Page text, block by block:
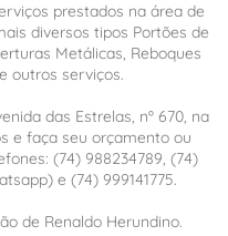
prestados na área de
diversos tipos Portões de
Metálicas, Reboques
outros serviços.
das Estrelas, nº 670, na
e faça seu orçamento ou
(74) 988234789, (74)
e (74) 999141775.
de Renaldo Herundino.